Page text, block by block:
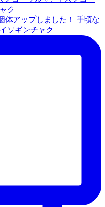
体アップしました！ 手頃な
ソギンチャク